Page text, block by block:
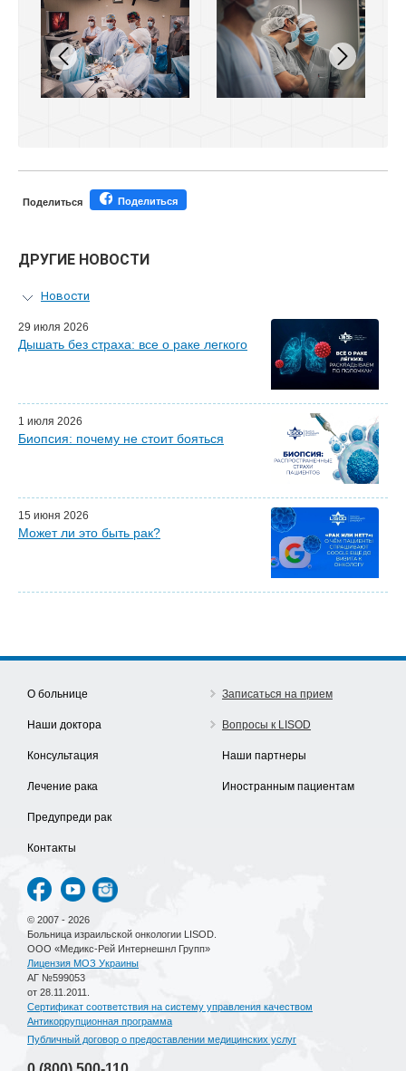
Поделиться Поделиться
ДРУГИЕ НОВОСТИ
Новости
Персональный гид
Мастер-классы для врачей
Наши партнеры
29 июля 2026
Дышать без страха: все о раке легкого
1 июля 2026
Биопсия: почему не стоит бояться
15 июня 2026
Может ли это быть рак?
О больнице
Наши доктора
Консультация
Лечение рака
Предупреди рак
Контакты
Записаться на прием
Вопросы к LISOD
Наши партнеры
Иностранным пациентам
© 2007 - 2026
Больница израильской онкологии LISOD.
ООО «Медикс-Рей Интернешнл Групп»
Лицензия МОЗ Украины
АГ №599053
от 28.11.2011.
Сертификат соответствия на систему управления качеством
Антикоррупционная программа
Публичный договор о предоставлении медицинских услуг